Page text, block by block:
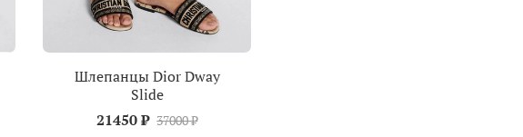
Шлепанцы Dior Dway
Slide
21450 ₽ 37000 ₽